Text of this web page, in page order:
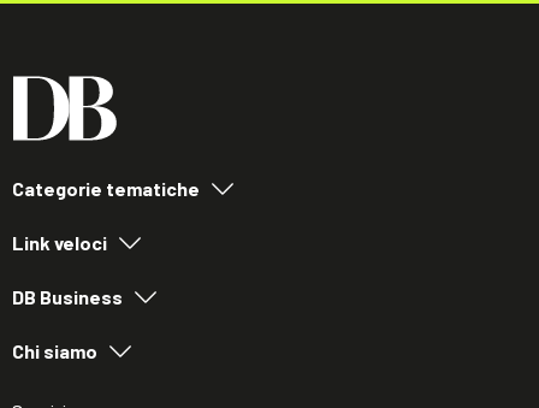
Categorie tematiche
Link veloci
DB Business
Chi siamo